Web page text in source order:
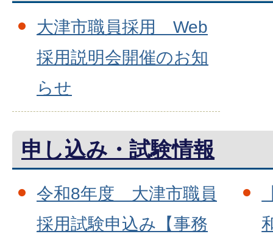
大津市職員採用 Web
採用説明会開催のお知
らせ
申し込み・試験情報
令和8年度 大津市職員
採用試験申込み【事務